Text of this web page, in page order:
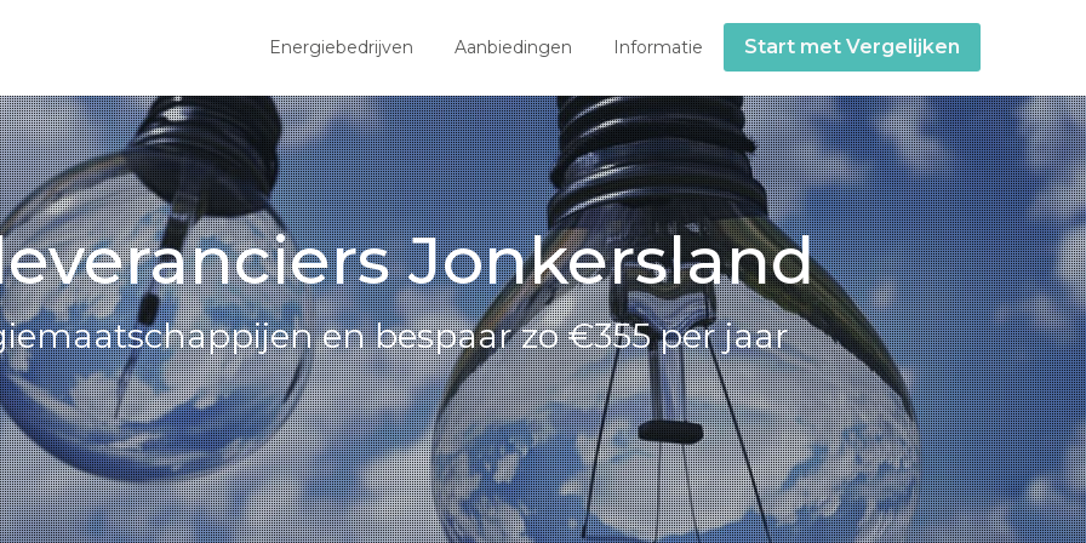
Energiebedrijven Aanbiedingen Informatie Start met Vergelijken
Jonkersland
en bespaar zo €355 per jaar